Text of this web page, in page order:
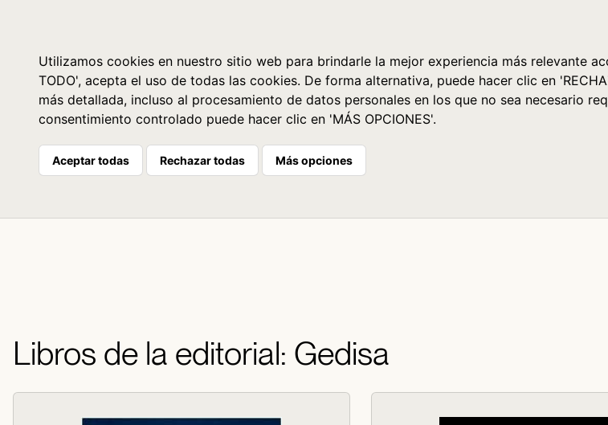
Utilizamos cookies en nuestro sitio web para brindarle la mejor experiencia más relevante
TODO', acepta el uso de todas las cookies. De forma alternativa, puede hacer clic en
más detallada, incluso al procesamiento de datos personales en los que no sea necesario
consentimiento controlado puede hacer clic en 'MÁS OPCIONES'.
Aceptar todas Rechazar todas Más opciones
Libros de la editorial: Gedisa